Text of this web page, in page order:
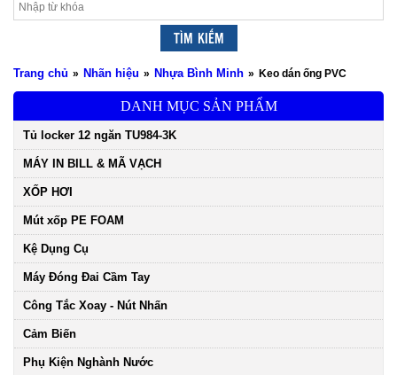
Trang chủ » Nhãn hiệu » Nhựa Bình Minh » Keo dán ống PVC
DANH MỤC SẢN PHẨM
Tủ locker 12 ngăn TU984-3K
MÁY IN BILL & MÃ VẠCH
XỐP HƠI
Mút xốp PE FOAM
Kệ Dụng Cụ
Máy Đóng Đai Cầm Tay
Công Tắc Xoay - Nút Nhấn
Cảm Biến
Phụ Kiện Nghành Nước